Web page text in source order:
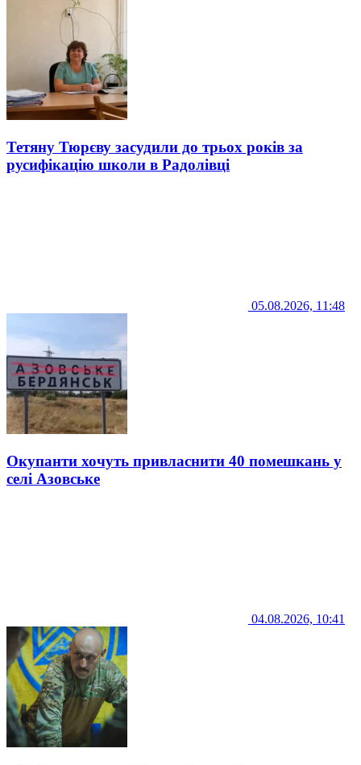
Тетяну Тюрєву засудили до трьох років за
русифікацію школи в Радолівці
05.08.2026, 11:48
Окупанти хочуть привласнити 40 помешкань у
селі Азовське
04.08.2026, 10:41